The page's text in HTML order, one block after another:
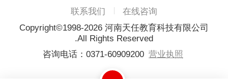
联系我们
在线咨询
Copyright©1998-2026 河南天任教育科技有限公司
.All Rights Reserved
咨询电话：0371-60909200 营业执照